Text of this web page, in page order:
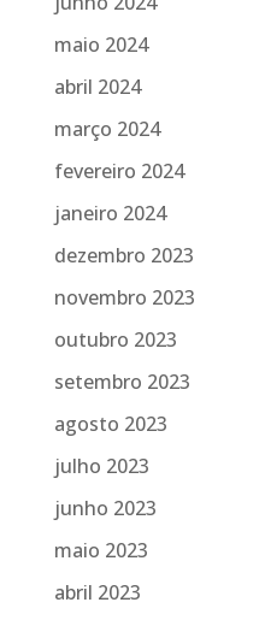
maio 2024
abril 2024
março 2024
fevereiro 2024
janeiro 2024
dezembro 2023
novembro 2023
outubro 2023
setembro 2023
agosto 2023
julho 2023
junho 2023
maio 2023
abril 2023